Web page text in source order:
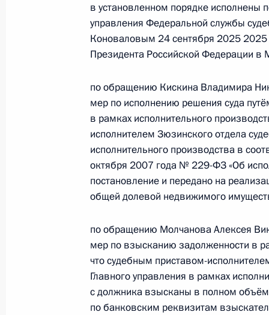
Исполнены поручения, данные по
по поручению Президента
управления Федеральной службы
в Москве 20 января 2026 года
6 марта 2026 года, 17:42
20 января, вторник
20 января 2026 года по
руководитель Главного
Федерации по приёму граждан в
20 января 2026 года, 17:01
24 октября 2025 года, пятница
в установленном порядке исполнены
управления Федеральной службы
Коноваловым 24 сентября 2025 2025
Президента Российской Федерации в
по обращению Кискина Владимира
мер по исполнению решения суда
в рамках исполнительного
исполнителем Зюзинского отдела
исполнительного производства в
октября 2007 года № 229-ФЗ «Об
постановление и передано на
общей долевой недвижимого
по обращению Молчанова Алексея
мер по взысканию задолженности в
что судебным приставом-
Главного управления в рамках
с должника взысканы в полном
по банковским реквизитам